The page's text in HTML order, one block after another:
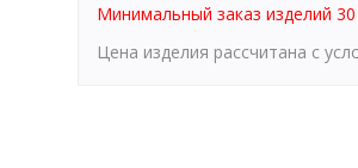
Минимальный заказ изделий
Цена изделия рассчитана с